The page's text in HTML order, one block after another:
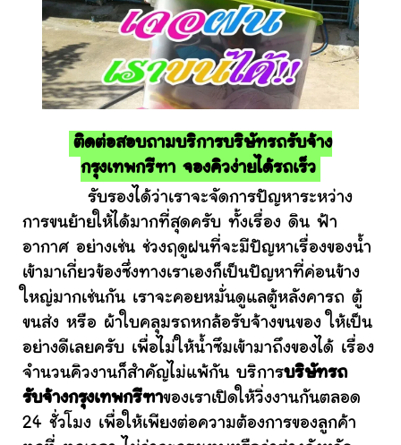
ติดต่อสอบถามบริการบริษัทรถรับจ้าง
กรุงเทพกรีฑา จองคิวง่ายได้รถเร็ว
รับรองได้ว่าเราจะจัดการปัญหาระหว่าง
การขนย้ายให้ได้มากที่สุดครับ ทั้งเรื่อง ดิน ฟ้า
อากาศ อย่างเช่น ช่วงฤดูฝนที่จะมีปัญหาเรื่องของน้ำ
เข้ามาเกี่ยวข้องซึ่งทางเราเองก็เป็นปัญหาที่ค่อนข้าง
ใหญ่มากเช่นกัน เราจะคอยหมั่นดูแลตู้หลังคารถ ตู้
ขนส่ง หรือ ผ้าใบคลุมรถหกล้อรับจ้างขนของ ให้เป็น
อย่างดีเลยครับ เพื่อไม่ให้น้ำซึมเข้ามาถึงของได้ เรื่อง
จำนวนคิวงานก็สำคัญไม่แพ้กัน บริการบริษัทรถ
รับจ้างกรุงเทพกรีฑาของเราเปิดให้วิ่งงานกันตลอด
24 ชั่วโมง เพื่อให้เพียงต่อความต้องการของลูกค้า